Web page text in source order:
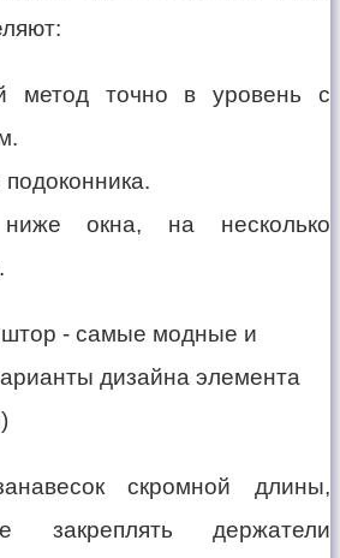
метод точно в уровень с
окна, на несколько
скромной длины,
закреплять держатели